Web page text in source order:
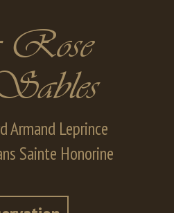
Armand Leprince
Sainte Honorine